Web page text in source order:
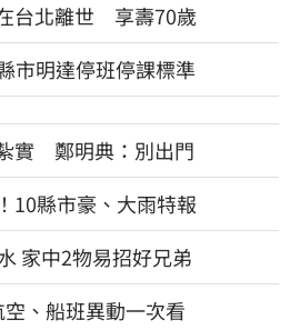
台北離世 享壽70歲
市明達停班停課標準
實 鄭明典：別出門
10縣市豪、大雨特報
家中2物易招好兄弟
、船班異動一次看